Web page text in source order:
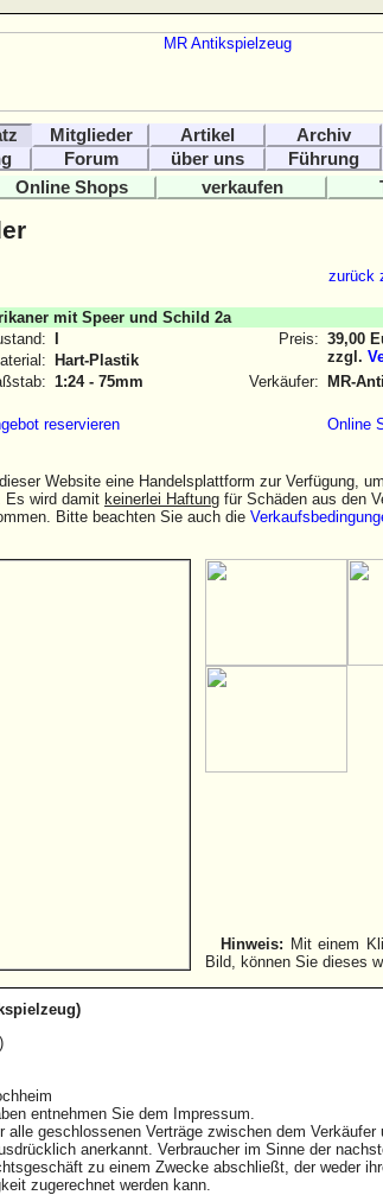
Mitglieder Artikel Archiv
Forum über uns Führung
Online Shops verkaufen
zurück
mit Speer und Schild 2a
I Preis: 39,00
zzgl.
Hart-Plastik
1:24 - 75mm Verkäufer: MR-
reservieren
Online
Website eine Handelsplattform zur Verfügung,
Es wird damit keinerlei Haftung für Schäden aus den
Bitte beachten Sie auch die
Hinweis: Mit einem
Bild, können Sie dieses
entnehmen Sie dem Impressum.
alle geschlossenen Verträge zwischen dem Verkäufer
anerkannt. Verbraucher im Sinne der
zu einem Zwecke abschließt, der weder
zugerechnet werden kann.